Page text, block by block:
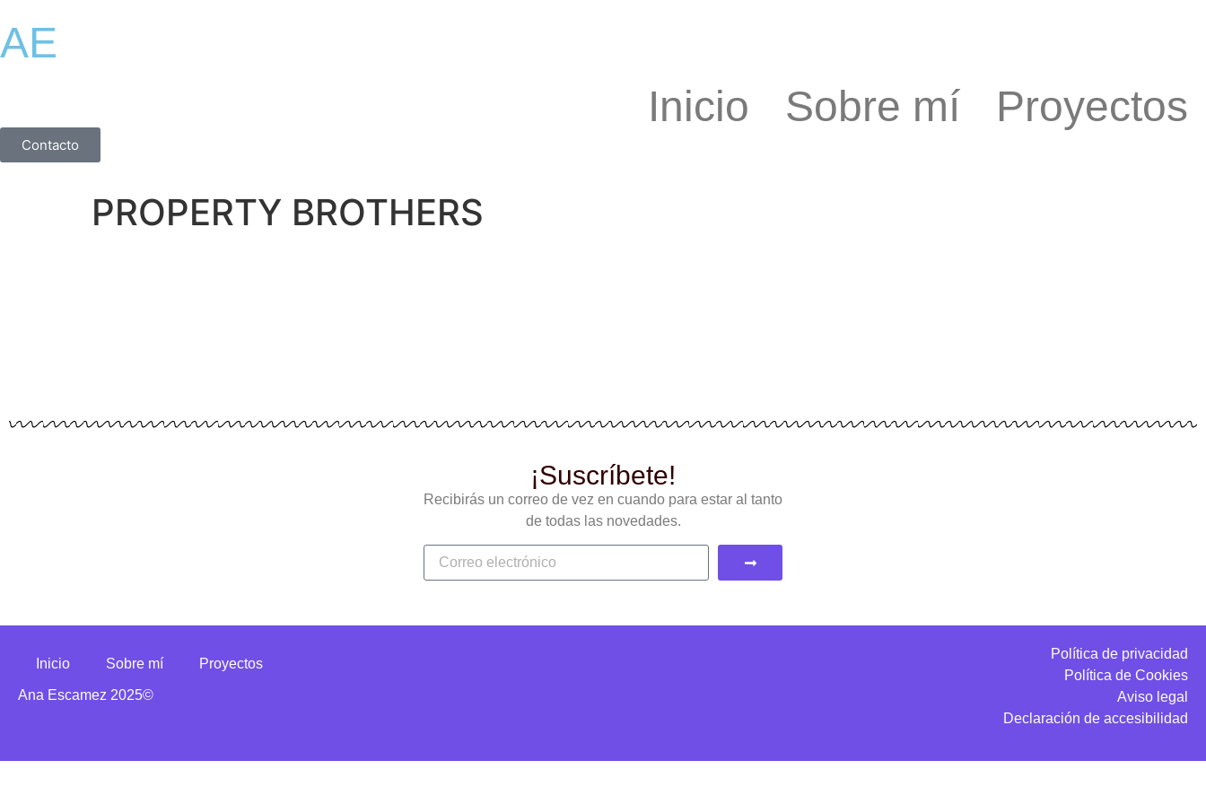
AE
Inicio
Sobre mí Proyectos
Contacto
PROPERTY BROTHERS
¡Suscríbete!
Recibirás un correo de vez en cuando para estar al tanto
de todas las novedades.
Inicio Sobre mí Proyectos
Ana Escamez 2025©
Política de privacidad
Política de Cookies
Aviso legal
Declaración de accesibilidad